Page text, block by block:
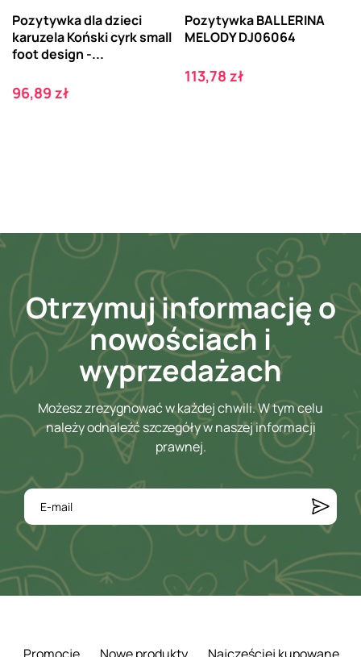
Pozytywka dla dzieci
karuzela Koński cyrk small
foot design -...
Cena
96,89 zł
Pozytywka BALLERINA
MELODY DJ06064
Cena
113,78 zł
Otrzymuj informację o
nowościach i
wyprzedażach
Możesz zrezygnować w każdej chwili. W tym celu
należy odnaleźć szczegóły w naszej informacji
prawnej.